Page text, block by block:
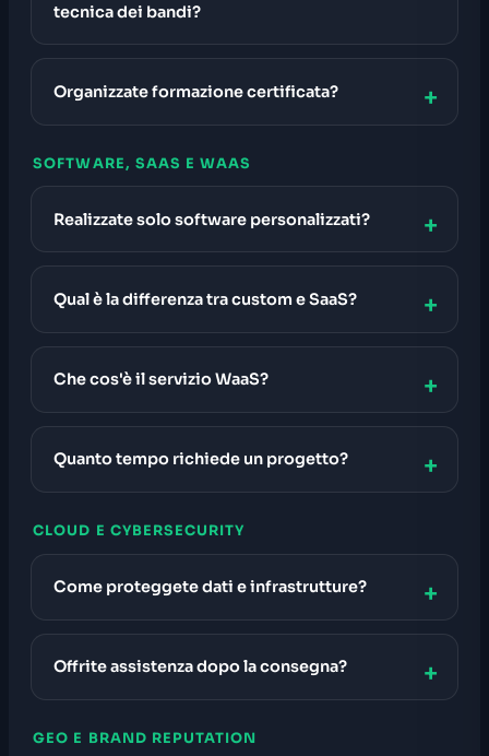
tecnica dei bandi?
Organizzate formazione certificata?
SOFTWARE, SAAS E WAAS
Realizzate solo software personalizzati?
Qual è la differenza tra custom e SaaS?
Che cos'è il servizio WaaS?
Quanto tempo richiede un progetto?
CLOUD E CYBERSECURITY
Come proteggete dati e infrastrutture?
Offrite assistenza dopo la consegna?
GEO E BRAND REPUTATION